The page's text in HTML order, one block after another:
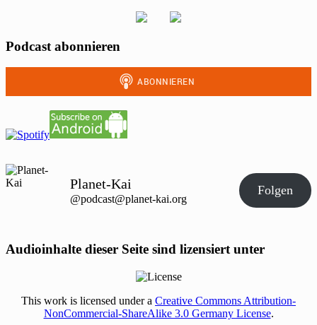
Podcast abonnieren
Planet-Kai
@podcast@planet-kai.org
Folgen
Audioinhalte dieser Seite sind lizensiert unter
This work is licensed under a Creative Commons Attribution-
NonCommercial-ShareAlike 3.0 Germany License.